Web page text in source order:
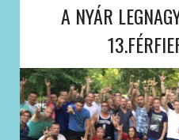
A NYÁR